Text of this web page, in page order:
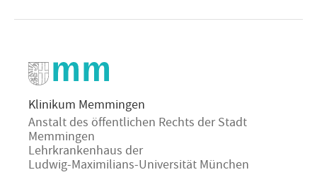
Klinikum Memmingen
Anstalt des öffentlichen Rechts der Stadt
Memmingen
Lehrkrankenhaus der
Ludwig-Maximilians-Universität München